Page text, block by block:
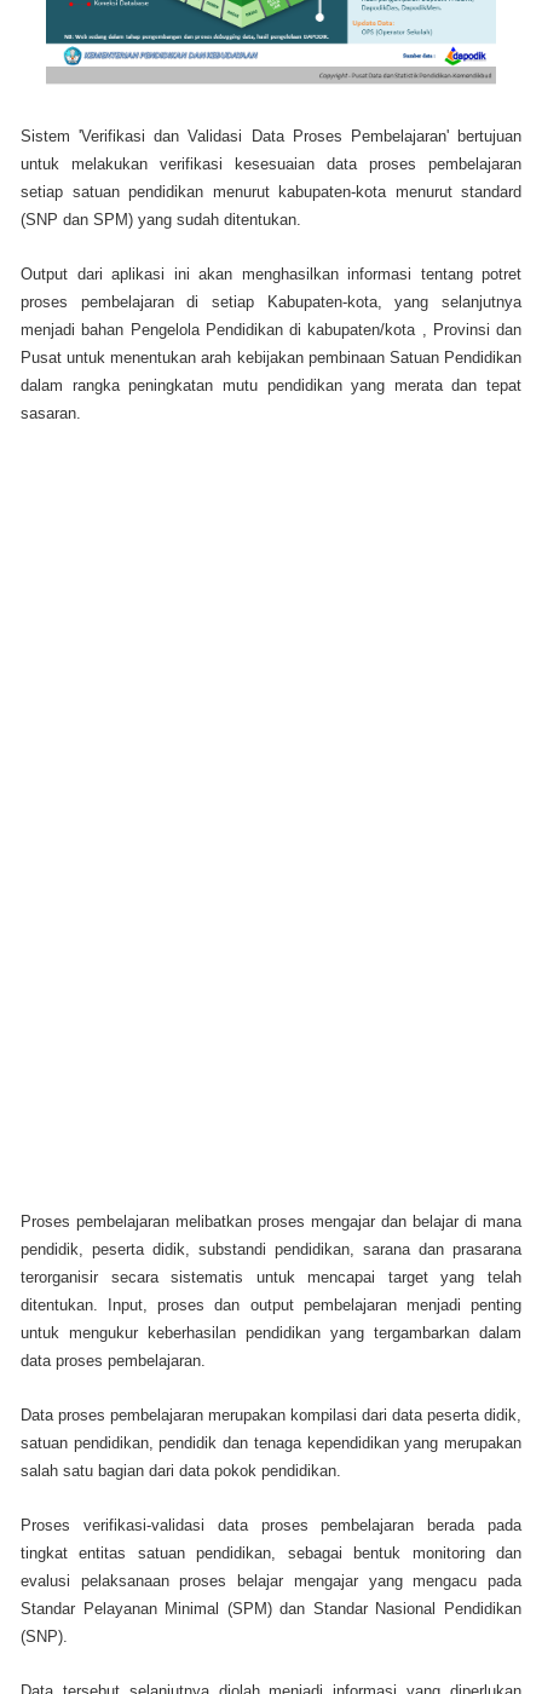
Sistem 'Verifikasi dan Validasi Data Proses Pembelajaran' bertujuan
untuk melakukan verifikasi kesesuaian data proses pembelajaran
setiap satuan pendidikan menurut kabupaten-kota menurut standard
(SNP dan SPM) yang sudah ditentukan.
Output dari aplikasi ini akan menghasilkan informasi tentang potret
proses pembelajaran di setiap Kabupaten-kota, yang selanjutnya
menjadi bahan Pengelola Pendidikan di kabupaten/kota , Provinsi dan
Pusat untuk menentukan arah kebijakan pembinaan Satuan Pendidikan
dalam rangka peningkatan mutu pendidikan yang merata dan tepat
sasaran.
Proses pembelajaran melibatkan proses mengajar dan belajar di mana
pendidik, peserta didik, substandi pendidikan, sarana dan prasarana
terorganisir secara sistematis untuk mencapai target yang telah
ditentukan. Input, proses dan output pembelajaran menjadi penting
untuk mengukur keberhasilan pendidikan yang tergambarkan dalam
data proses pembelajaran.
Data proses pembelajaran merupakan kompilasi dari data peserta didik,
satuan pendidikan, pendidik dan tenaga kependidikan yang merupakan
salah satu bagian dari data pokok pendidikan.
Proses verifikasi-validasi data proses pembelajaran berada pada
tingkat entitas satuan pendidikan, sebagai bentuk monitoring dan
evalusi pelaksanaan proses belajar mengajar yang mengacu pada
Standar Pelayanan Minimal (SPM) dan Standar Nasional Pendidikan
(SNP).